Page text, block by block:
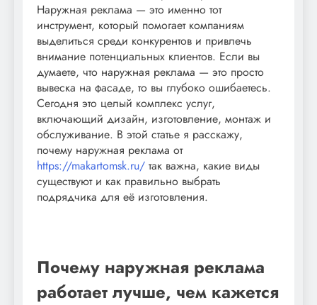
Наружная реклама — это именно тот
инструмент, который помогает компаниям
выделиться среди конкурентов и привлечь
внимание потенциальных клиентов. Если вы
думаете, что наружная реклама — это просто
вывеска на фасаде, то вы глубоко ошибаетесь.
Сегодня это целый комплекс услуг,
включающий дизайн, изготовление, монтаж и
обслуживание. В этой статье я расскажу,
почему наружная реклама от
https://makartomsk.ru/ так важна, какие виды
существуют и как правильно выбрать
подрядчика для её изготовления.
Почему наружная реклама
работает лучше, чем кажется